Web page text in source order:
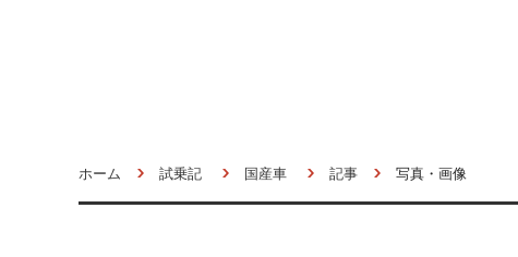
ホーム 試乗記 国産車 記事 写真・画像